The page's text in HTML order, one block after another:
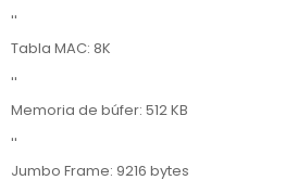
''
Tabla MAC: 8K
''
Memoria de búfer: 512 KB
''
Jumbo Frame: 9216 bytes